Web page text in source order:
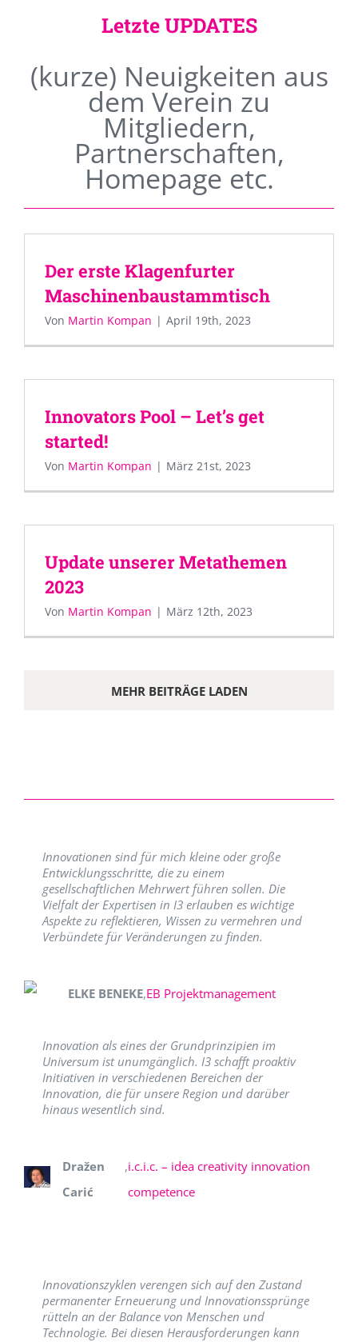
Letzte UPDATES
(kurze) Neuigkeiten aus
dem Verein zu
Mitgliedern,
Partnerschaften,
Homepage etc.
Der erste Klagenfurter
Maschinenbaustammtisch
Von Martin Kompan | April 19th, 2023
Innovators Pool – Let’s get
started!
Von Martin Kompan | März 21st, 2023
Update unserer Metathemen
2023
Von Martin Kompan | März 12th, 2023
MEHR BEITRÄGE LADEN
Innovationen sind für mich kleine oder große
Entwicklungsschritte, die zu einem
gesellschaftlichen Mehrwert führen sollen. Die
Vielfalt der Expertisen in I3 erlauben es wichtige
Aspekte zu reflektieren, Wissen zu vermehren und
Verbündete für Veränderungen zu finden.
ELKE BENEKE,EB Projektmanagement
Innovation als eines der Grundprinzipien im
Universum ist unumgänglich. I3 schafft proaktiv
Initiativen in verschiedenen Bereichen der
Innovation, die für unsere Region und darüber
hinaus wesentlich sind.
Dražen
Carić
,i.c.i.c. – idea creativity innovation
competence
Innovationszyklen verengen sich auf den Zustand
permanenter Erneuerung und Innovationssprünge
rütteln an der Balance von Menschen und
Technologie. Bei diesen Herausforderungen kann